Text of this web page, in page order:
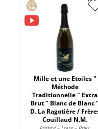
Mille et une Etoiles "
Méthode
Traditionnelle " Extra
Brut " Blanc de Blanc "
D. La Ragotière /
Couillaud N.M.